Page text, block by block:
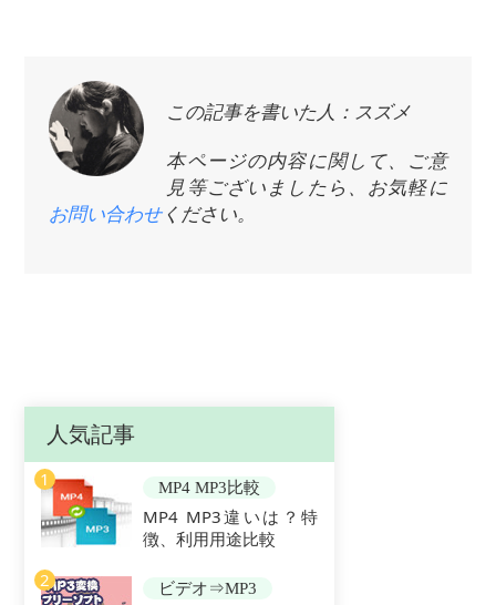
この記事を書いた人：スズメ
本ページの内容に関して、ご意
見等ございましたら、お気軽に
お問い合わせください。
人気記事
1 MP4 MP3比較
MP4 MP3違いは？特
徴、利用用途比較
2
ビデオ⇒MP3